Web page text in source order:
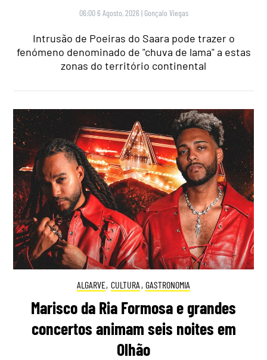
06:00 6 Agosto, 2026 | Gonçalo Viegas
Intrusão de Poeiras do Saara pode trazer o
fenómeno denominado de "chuva de lama" a estas
zonas do território continental
ALGARVE, CULTURA , GASTRONOMIA
Marisco da Ria Formosa e grandes
concertos animam seis noites em
Olhão